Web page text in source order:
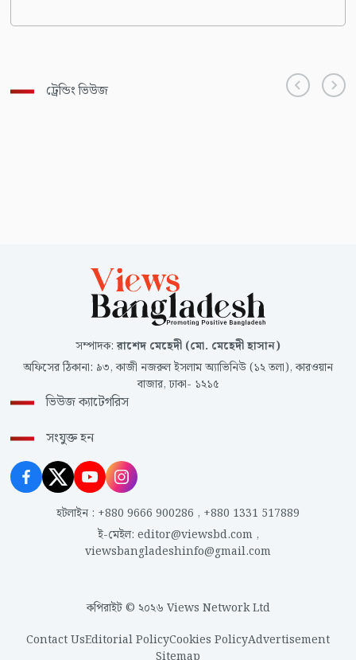
ট্রেন্ডিং ভিউজ
সম্পাদক:রাশেদ মেহেদী (মো. মেহেদী হাসান)
অফিসের ঠিকানা: ৯৩, কাজী নজরুল ইসলাম অ্যাভিনিউ (১২ তলা), কারওয়ান
বাজার, ঢাকা- ১২১৫
ভিউজ ক্যাটেগরিস
সংযুক্ত হন
হটলাইন : +880 9666 900286 , +880 1331 517889
ই-মেইল: editor@viewsbd.com,
viewsbangladeshinfo@gmail.com
কপিরাইট © ২০২৬ Views Network Ltd
Contact UsEditorial PolicyCookies PolicyAdvertisement